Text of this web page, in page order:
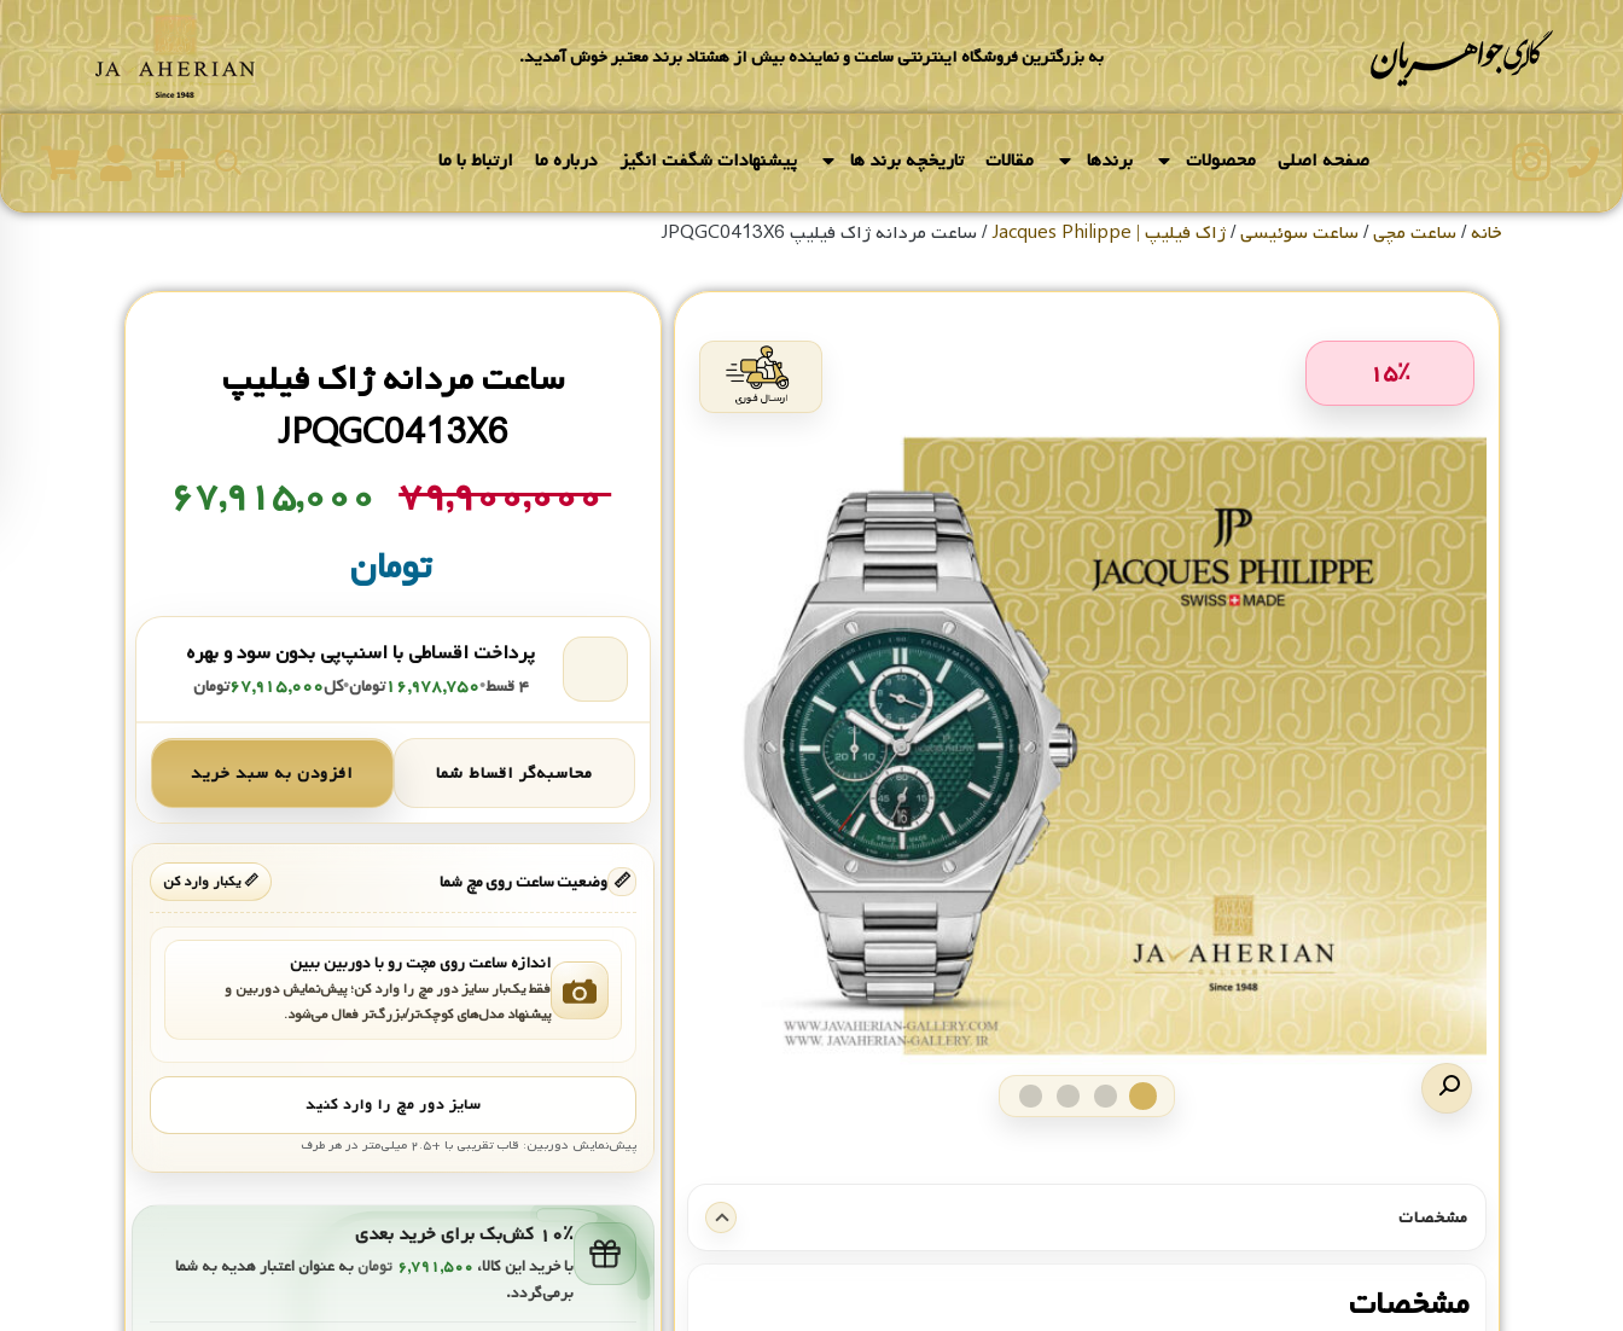
به بزرگترین فروشگاه اینترنتی ساعت و نماینده بیش از هشتاد برند معتبر خوش آمدید.
صفحه اصلی محصولات برندها مقالات تاریخچه برند ها پیشنهادات شگفت انگیز درباره ما ارتباط با ما
خانه/ساعت مچی/ساعت سوئیسی/ژاک فیلیپ | Jacques Philippe / ساعت مردانه ژاک فیلیپ JPQGC0413X6
۱۵٪
مشخصات
مشخصات
ساعت مردانه ژاک فیلیپ
JPQGC0413X6
۷۹,۹۰۰,۰۰۰ ۶۷,۹۱۵,۰۰۰
تومان
پرداخت اقساطی با اسنپ‌پی بدون سود و بهره
۴ قسط •۱۶,۹۷۸,۷۵۰تومان•کل۶۷,۹۱۵,۰۰۰تومان
محاسبه‌گر اقساط شما افزودن به سبد خرید
📏 وضعیت ساعت روی مچ شما 📏 یکبار وارد کن
اندازه ساعت روی مچت رو با دوربین ببین
فقط یک‌بار سایز دور مچ را وارد کن؛ پیش‌نمایش دوربین و
پیشنهاد مدل‌های کوچک‌تر/بزرگ‌تر فعال می‌شود.
سایز دور مچ را وارد کنید
پیش‌نمایش دوربین: قاب تقریبی با +۲.۵ میلی‌متر در هر طرف
۱۰٪ کش‌بک برای خرید بعدی
با خرید این کالا، ۶,۷۹۱,۵۰۰ تومانبه عنوان اعتبار هدیه به شما
برمی‌گردد.